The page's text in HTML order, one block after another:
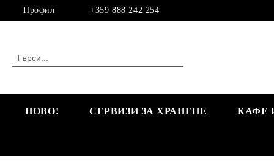
Профил +359 888 242 254
НОВО! СЕРВИЗИ ЗА ХРАНЕНЕ КАФЕ